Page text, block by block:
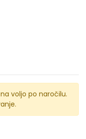
voljo po naročilu.